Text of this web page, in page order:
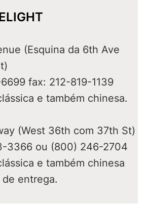
(Esquina da 6th Ave
fax: 212-819-1139
e também chinesa.
(West 36th com 37th St)
3366 ou (800) 246-2704
e também chinesa
entrega.